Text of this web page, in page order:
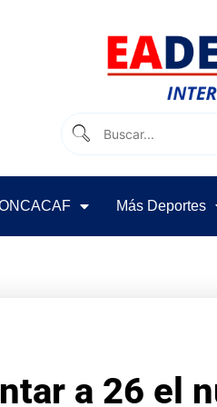
Más Deportes
a 26 el